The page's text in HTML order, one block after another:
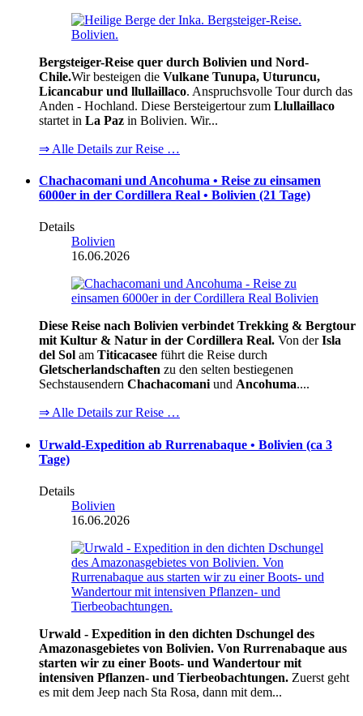
Bergsteiger-Reise quer durch Bolivien und Nord-
Chile.Wir besteigen die Vulkane Tunupa, Uturuncu,
Licancabur und llullaillaco. Anspruchsvolle Tour durch das
Anden - Hochland. Diese Bersteigertour zum Llullaillaco
startet in La Paz in Bolivien. Wir...
⇒ Alle Details zur Reise …
Chachacomani und Ancohuma • Reise zu einsamen
6000er in der Cordillera Real • Bolivien (21 Tage)
Details
Bolivien
16.06.2026
Diese Reise nach Bolivien verbindet Trekking & Bergtour
mit Kultur & Natur in der Cordillera Real. Von derIsla
del Sol am Titicacasee führt die Reise durch
Gletscherlandschaften zu den selten bestiegenen
Sechstausendern Chachacomaniund Ancohuma....
⇒ Alle Details zur Reise …
Urwald-Expedition ab Rurrenabaque • Bolivien (ca 3
Tage)
Details
Bolivien
16.06.2026
Urwald - Expedition in den dichten Dschungel des
Amazonasgebietes von Bolivien. Von Rurrenabaque aus
starten wir zu einer Boots- und Wandertour mit
intensiven Pflanzen- und Tierbeobachtungen. Zuerst geht
es mit dem Jeep nach Sta Rosa, dann mit dem...